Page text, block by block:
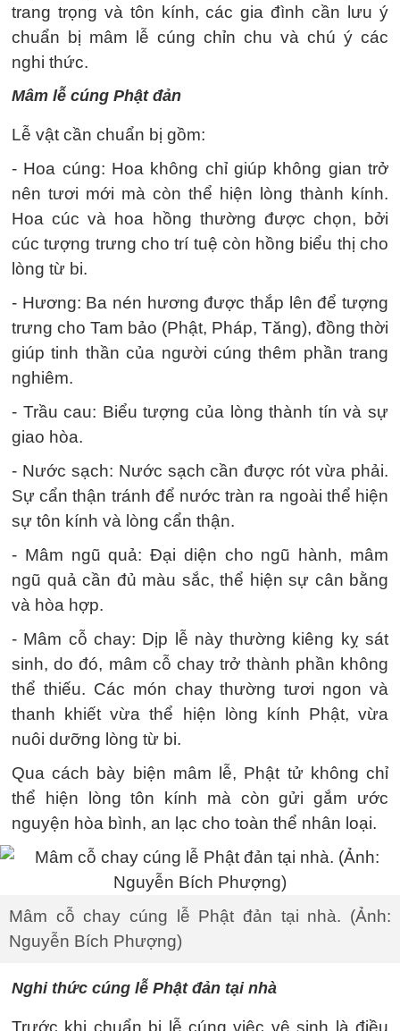
trang trọng và tôn kính, các gia đình cần lưu ý
chuẩn bị mâm lễ cúng chỉn chu và chú ý các
nghi thức.
Mâm lễ cúng Phật đản
Lễ vật cần chuẩn bị gồm:
- Hoa cúng: Hoa không chỉ giúp không gian trở
nên tươi mới mà còn thể hiện lòng thành kính.
Hoa cúc và hoa hồng thường được chọn, bởi
cúc tượng trưng cho trí tuệ còn hồng biểu thị cho
lòng từ bi.
- Hương: Ba nén hương được thắp lên để tượng
trưng cho Tam bảo (Phật, Pháp, Tăng), đồng thời
giúp tinh thần của người cúng thêm phần trang
nghiêm.
- Trầu cau: Biểu tượng của lòng thành tín và sự
giao hòa.
- Nước sạch: Nước sạch cần được rót vừa phải.
Sự cẩn thận tránh để nước tràn ra ngoài thể hiện
sự tôn kính và lòng cẩn thận.
- Mâm ngũ quả: Đại diện cho ngũ hành, mâm
ngũ quả cần đủ màu sắc, thể hiện sự cân bằng
và hòa hợp.
- Mâm cỗ chay: Dịp lễ này thường kiêng kỵ sát
sinh, do đó, mâm cỗ chay trở thành phần không
thể thiếu. Các món chay thường tươi ngon và
thanh khiết vừa thể hiện lòng kính Phật, vừa
nuôi dưỡng lòng từ bi.
Qua cách bày biện mâm lễ, Phật tử không chỉ
thể hiện lòng tôn kính mà còn gửi gắm ước
nguyện hòa bình, an lạc cho toàn thể nhân loại.
Mâm cỗ chay cúng lễ Phật đản tại nhà. (Ảnh:
Nguyễn Bích Phượng)
Nghi thức cúng lễ Phật đản tại nhà
Trước khi chuẩn bị lễ cúng việc vệ sinh là điều